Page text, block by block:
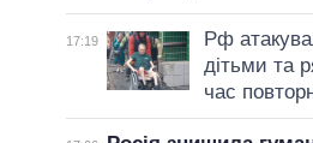
17:19
Рф
дітьми та
час